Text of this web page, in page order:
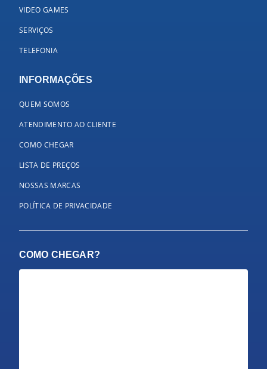
VIDEO GAMES
SERVIÇOS
TELEFONIA
INFORMAÇÕES
QUEM SOMOS
ATENDIMENTO AO CLIENTE
COMO CHEGAR
LISTA DE PREÇOS
NOSSAS MARCAS
POLÍTICA DE PRIVACIDADE
COMO CHEGAR?